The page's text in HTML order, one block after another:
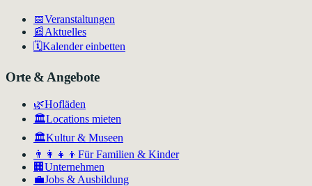
📅Veranstaltungen
📰Aktuelles
🗓️Kalender einbetten
Orte & Angebote
🌿Hofläden
🏛️Locations mieten
🏛Kultur & Museen
👨‍👩‍👧‍👦 Für Familien & Kinder
🏢 Unternehmen
💼Jobs & Ausbildung